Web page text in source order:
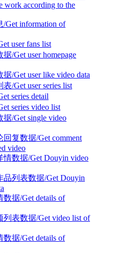
work according to the
Get information of
user fans list
/Get user homepage
/Get user like video data
/Get user series list
series detail
series video list
/Get single video
复数据/Get comment
video
数据/Get Douyin video
列表数据/Get Douyin
据/Get details of
表数据/Get video list of
据/Get details of